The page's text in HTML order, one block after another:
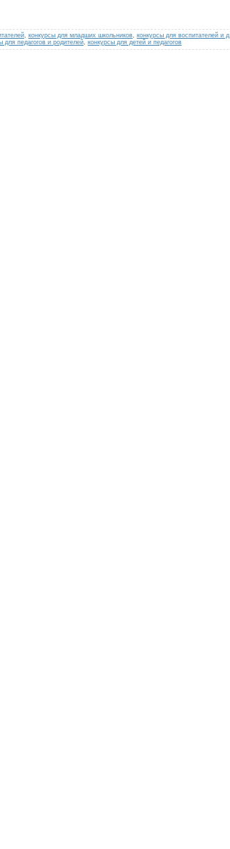
конкурсы для младших школьников конкурсы для воспитателей и д
для педагогов и родителей конкурсы для детей и педагогов